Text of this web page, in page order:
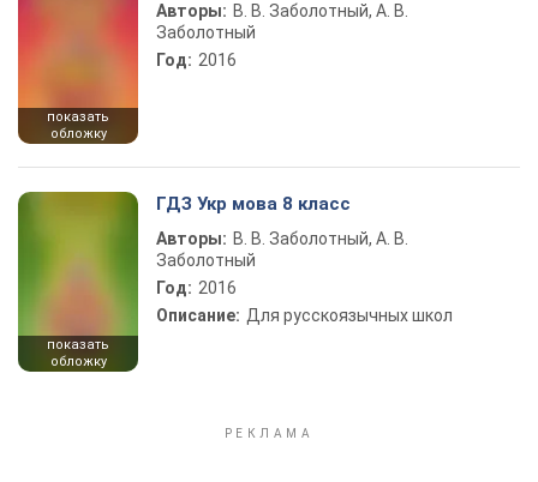
показать
обложку
Авторы: В. В. Заболотный, А. В.
Заболотный
Год: 2016
показать
обложку
ГДЗ Укр мова 8 класс
Авторы: В. В. Заболотный, А. В.
Заболотный
Год: 2016
Описание: Для русскоязычных школ